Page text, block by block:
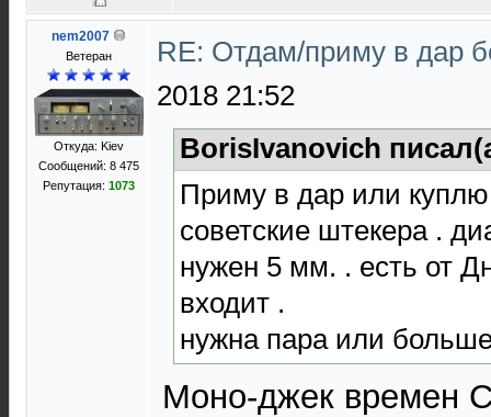
nem2007
Ветеран
Откуда: Kiev
Сообщений: 8 475
Репутация: 1073
RE: Отдам/приму в дар
2018 21:52
BorisIvanovich
Приму в дар или
советские штекера .
нужен 5 мм. . есть от
входит .
нужна пара или
Моно-джек времен